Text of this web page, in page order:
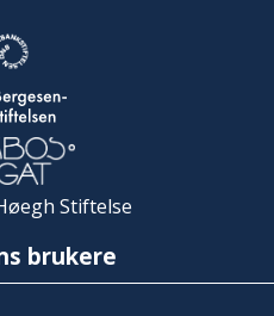
Stiftelse
brukere